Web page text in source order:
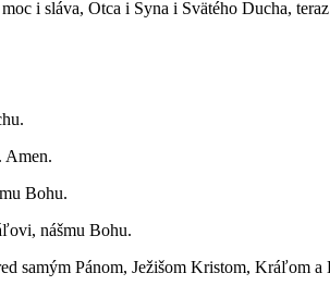
i sláva, Otca i Syna i Svätého Ducha,
Amen.
Bohu.
nášmu Bohu.
samým Pánom, Ježišom Kristom, Kráľom a